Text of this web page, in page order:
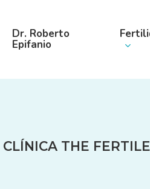
Dr. Roberto
Epifanio
CLÍNICA THE FERTILE